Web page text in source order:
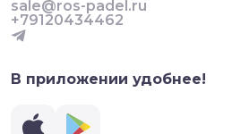
sale@ros-padel.ru
+79120434462
В приложении удобнее!